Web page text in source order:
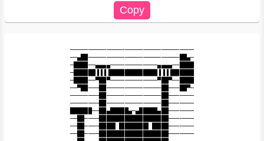
──────────────────────────────────
──▄██─────────────────────────██▄─
─████──▄▄▄▄─────────────▄▄▄▄──████
─██████▐▐▐▐█████████████▐▐▐▐██████
─████──▀██▀─────────────▀██▀──████
──▀██───██───────────────██───██▀─
────────██───────────────██───────
────────██───────────────██───────
██████──██▄█████▄─▄█████▄██───────
──██────███████████████████───────
──██────████▌▐███████▌▐████───────
──██────███████████████████───────